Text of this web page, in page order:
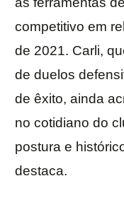
competitivo em
de 2021. Carli,
de duelos
de êxito, ainda
no cotidiano do
postura e
destaca.